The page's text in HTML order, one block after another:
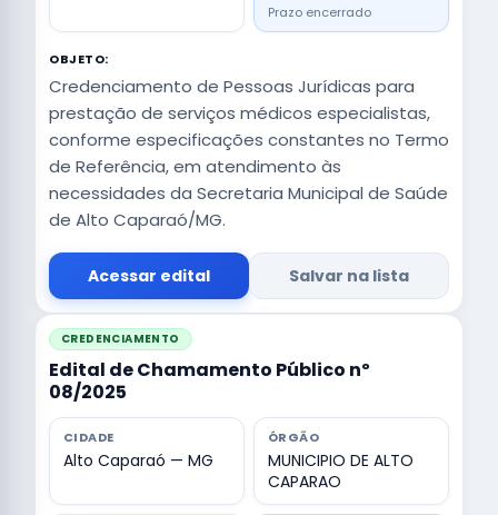
Prazo encerrado
OBJETO:
Credenciamento de Pessoas Jurídicas para
prestação de serviços médicos especialistas,
conforme especificações constantes no Termo
de Referência, em atendimento às
necessidades da Secretaria Municipal de Saúde
de Alto Caparaó/MG.
Acessar edital Salvar na lista
CREDENCIAMENTO
Edital de Chamamento Público nº
08/2025
CIDADE
Alto Caparaó — MG
ÓRGÃO
MUNICIPIO DE ALTO
CAPARAO